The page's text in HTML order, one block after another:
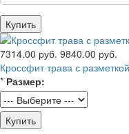
Купить
7314.00 руб. 9840.00 руб.
Кроссфит трава с разметкой
* Размер:
Купить